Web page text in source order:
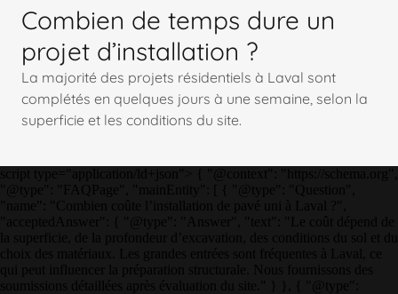
Combien de temps dure un
projet d’installation ?
La majorité des projets résidentiels à Laval sont
complétés en quelques jours à une semaine, selon la
superficie et les conditions du site.